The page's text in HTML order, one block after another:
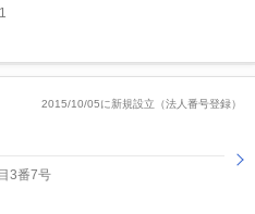
2015/10/05に新規設立（法人番号登録）
3番7号